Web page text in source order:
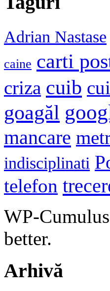
Adrian Nastase
caine carti
criza cuib
goagăl
mancare
indisciplinati
telefon
WP-
better.
Arhivă